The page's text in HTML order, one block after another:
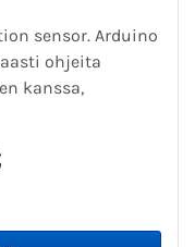
sensor. Arduino
ohjeita
kanssa,